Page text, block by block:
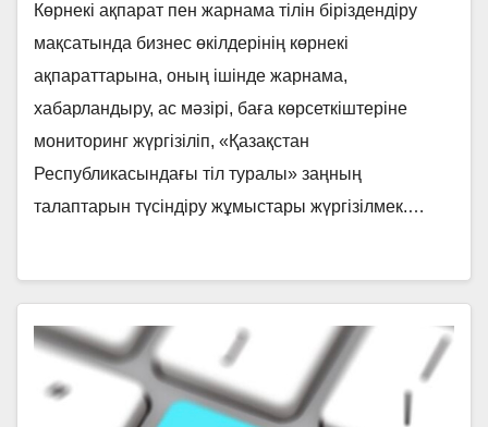
Көрнекі ақпарат пен жарнама тілін біріздендіру
мақсатында бизнес өкілдерінің көрнекі
ақпараттарына, оның ішінде жарнама,
хабарландыру, ас мәзірі, баға көрсеткіштеріне
мониторинг жүргізіліп, «Қазақстан
Республикасындағы тіл туралы» заңның
талаптарын түсіндіру жұмыстары жүргізілмек.…